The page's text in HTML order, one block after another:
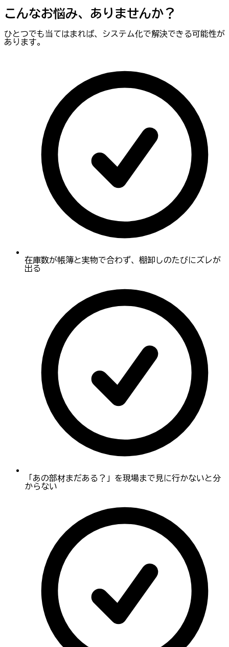
こんなお悩み、ありませんか？
ひとつでも当てはまれば、システム化で解決できる可能性が
あります。
在庫数が帳簿と実物で合わず、棚卸しのたびにズレが
出る
「あの部材まだある？」を現場まで見に行かないと分
からない